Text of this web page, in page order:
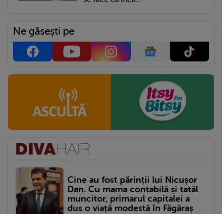
Ne găsești pe
Cine au fost părinții lui Nicușor
Dan. Cu mama contabilă și tatăl
muncitor, primarul capitalei a
dus o viață modestă în Făgăraș